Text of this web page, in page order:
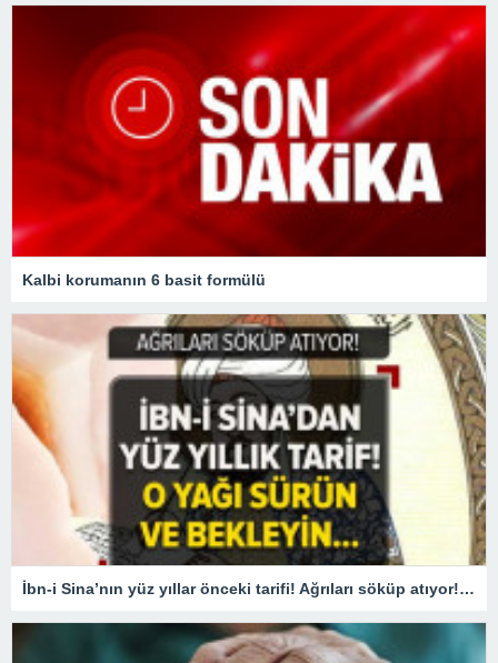
Kalbi korumanın 6 basit formülü
İbn-i Sina’nın yüz yıllar önceki tarifi! Ağrıları söküp atıyor! O yağı sürün ve bekleyin